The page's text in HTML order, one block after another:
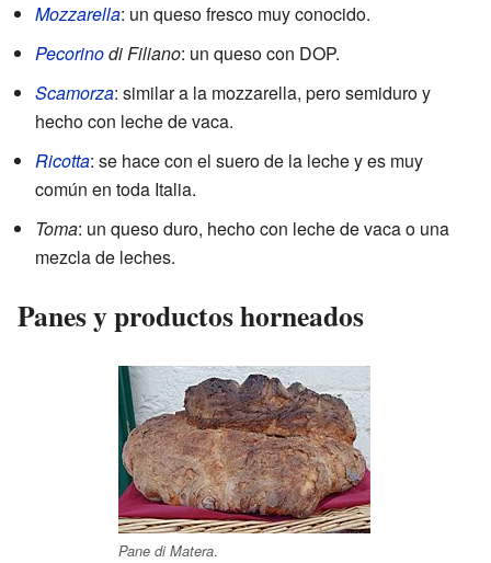
Mozzarella: un queso fresco muy conocido.
Pecorinodi Filiano: un queso con DOP.
Scamorza: similar a la mozzarella, pero semiduro y
hecho con leche de vaca.
Ricotta: se hace con el suero de la leche y es muy
común en toda Italia.
Toma: un queso duro, hecho con leche de vaca o una
mezcla de leches.
Panes y productos horneados
Pane di Matera.